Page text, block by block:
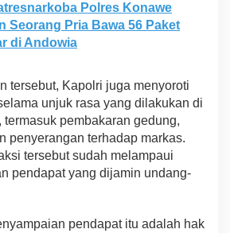
Polres Konawe
Seorang Pria Bawa 56 Paket
di Andowia
tersebut, Kapolri juga menyoroti
unjuk rasa yang dilakukan di
termasuk pembakaran gedung,
penyerangan terhadap markas.
tersebut sudah melampaui
pendapat yang dijamin undang-
pendapat itu adalah hak